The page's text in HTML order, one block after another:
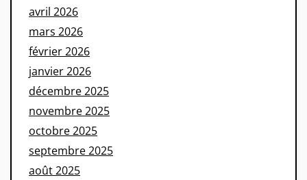
avril 2026
mars 2026
février 2026
janvier 2026
décembre 2025
novembre 2025
octobre 2025
septembre 2025
août 2025